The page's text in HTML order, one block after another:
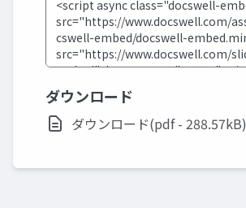
ダウンロード
ダウンロード(pdf - 288.57kB)